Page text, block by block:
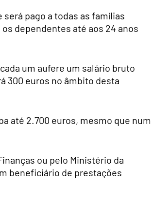
pago a todas as famílias
dependentes até aos 24 anos
um aufere um salário bruto
300 euros no âmbito desta
até 2.700 euros, mesmo que num
ou pelo Ministério da
beneficiário de prestações